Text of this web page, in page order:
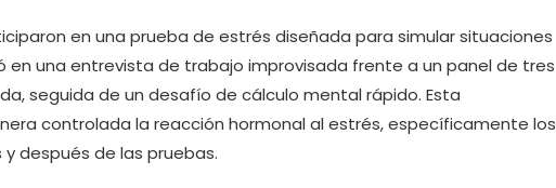
en una prueba de estrés diseñada para simular situaciones
en una entrevista de trabajo improvisada frente a un panel de tres
seguida de un desafío de cálculo mental rápido. Esta
controlada la reacción hormonal al estrés, específicamente los
después de las pruebas.